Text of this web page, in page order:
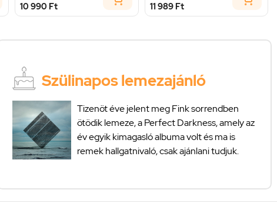
10 990 Ft 11 989 Ft
Szülinapos lemezajánló
Tizenöt éve jelent meg Fink sorrendben
ötödik lemeze, a Perfect Darkness, amely az
év egyik kimagasló albuma volt és ma is
remek hallgatnivaló, csak ajánlani tudjuk.